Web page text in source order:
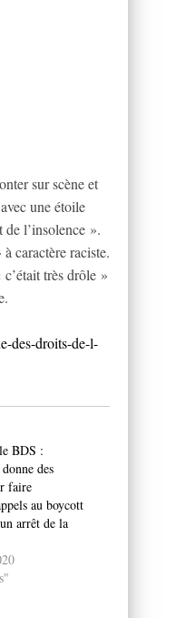
sur scène et
une étoile
l’insolence ».
caractère raciste.
très drôle »
des-droits-de-l-
BDS :
des
faire
au boycott
arrêt de la